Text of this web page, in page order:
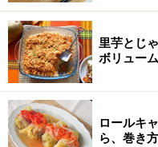
容量は350～500mlほど
に1時間後86℃以上と
い。
豆を入れる前は、必ず
ようにします。
里芋とじ
ボリュー
ロールキ
ら、巻き